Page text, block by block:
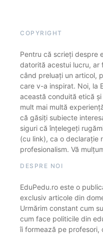
COPYRIGHT
Pentru că scrieți despre
datorită acestui lucru, ar
când preluați un articol,
care v-a inspirat. Noi, la
această conduită etică
mult mai multă
că găsiți subiecte
siguri că înțelegeți
(cu link), ca o declarație
profesionalism. Vă
DESPRE NOI
EduPedu.ro este o
exclusiv articole din
Urmărim constant cum
cum face politicile din
îi formează pe profesori,